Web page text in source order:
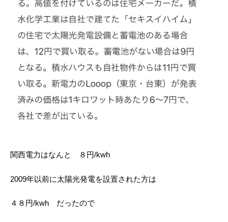
関西電力はなんと ８円/kwh
2009年以前に太陽光発電を設置された方は
４８円/kwh だったので